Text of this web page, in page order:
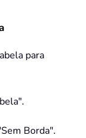
para
Borda".